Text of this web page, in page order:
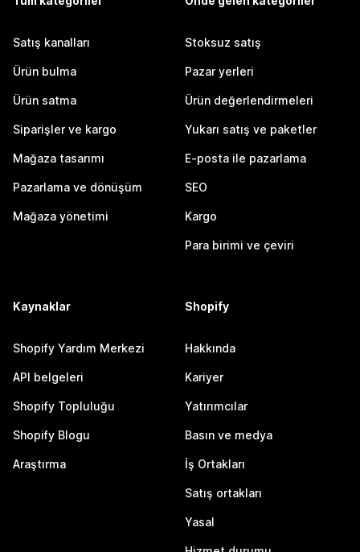
Satış kanalları
Ürün bulma
Ürün satma
Siparişler ve kargo
Mağaza tasarımı
Pazarlama ve dönüşüm
Mağaza yönetimi
Stoksuz satış
Pazar yerleri
Ürün değerlendirmeleri
Yukarı satış ve paketler
E-posta ile pazarlama
SEO
Kargo
Para birimi ve çeviri
Kaynaklar
Shopify Yardım Merkezi
API belgeleri
Shopify Topluluğu
Shopify Blogu
Araştırma
Shopify
Hakkında
Kariyer
Yatırımcılar
Basın ve medya
İş Ortakları
Satış ortakları
Yasal